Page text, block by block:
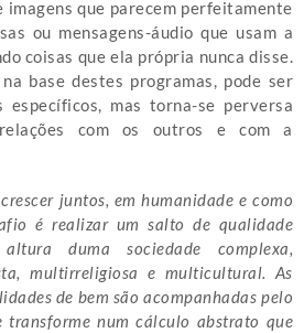
imagens que parecem perfeitamente
ou mensagens-áudio que usam a
coisas que ela própria nunca disse.
base destes programas, pode ser
específicos, mas torna-se perversa
com os outros e com a
juntos, em humanidade e como
é realizar um salto de qualidade
duma sociedade complexa,
multirreligiosa e multicultural. As
de bem são acompanhadas pelo
transforme num cálculo abstrato que